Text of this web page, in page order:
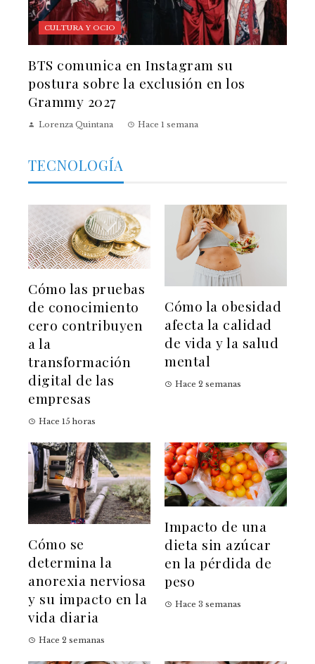
CULTURA Y OCIO
BTS comunica en Instagram su
postura sobre la exclusión en los
Grammy 2027
Lorenza Quintana Hace 1 semana
TECNOLOGÍA
Cómo las pruebas
de conocimiento
cero contribuyen
a la
transformación
digital de las
empresas
Hace 15 horas
Cómo la obesidad
afecta la calidad
de vida y la salud
mental
Hace 2 semanas
Cómo se
determina la
anorexia nerviosa
y su impacto en la
vida diaria
Hace 2 semanas
Impacto de una
dieta sin azúcar
en la pérdida de
peso
Hace 3 semanas